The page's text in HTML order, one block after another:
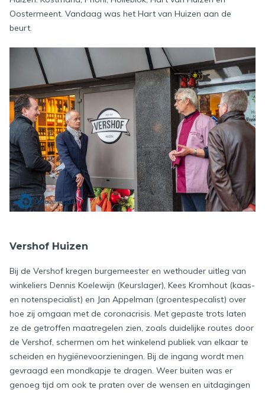
Oostermeent. Vandaag was het Hart van Huizen aan de
beurt.
Vershof Huizen
Bij de Vershof kregen burgemeester en wethouder uitleg van
winkeliers Dennis Koelewijn (Keurslager), Kees Kromhout (kaas-
en notenspecialist) en Jan Appelman (groentespecalist) over
hoe zij omgaan met de coronacrisis. Met gepaste trots laten
ze de getroffen maatregelen zien, zoals duidelijke routes door
de Vershof, schermen om het winkelend publiek van elkaar te
scheiden en hygiënevoorzieningen. Bij de ingang wordt men
gevraagd een mondkapje te dragen. Weer buiten was er
genoeg tijd om ook te praten over de wensen en uitdagingen